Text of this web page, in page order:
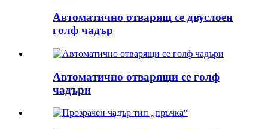
Автоматично отварящ се двуслоен
голф чадър
Автоматично отварящи се голф
чадъри